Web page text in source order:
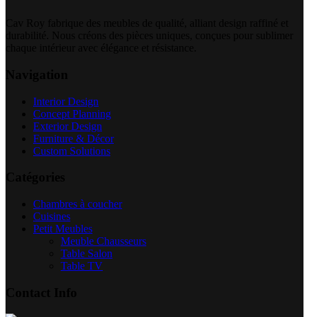
Interior Design
Concept Planning
Exterior Design
Furniture & Décor
Custom Solutions
Chambres à coucher
Cuisines
Petit Meubles
Meuble Chausseurs
Table Salon
Table TV